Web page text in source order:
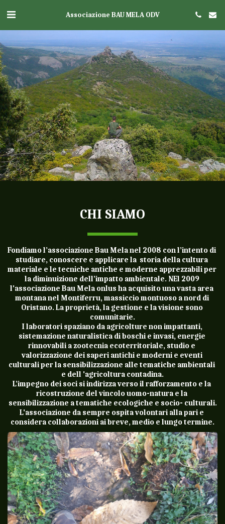
Associazione BAU MELA ODV
CHI SIAMO
Fondiamo l’associazione Bau Mela nel 2008 con l’intento di
studiare, conoscere e applicare la  storia della cultura
materiale e le tecniche antiche e moderne apprezzabili per
la diminuizione dell’impatto ambientale. NEl 2009
l'associazione Bau Mela onlus ha acquisito una vasta area
montana nel Montiferru, massiccio montuoso a nord di
Oristano. La proprietà, la gestione e la visione sono
comunitarie.
I laboratori spaziano da agricolture non impattanti,
sistemazione naturalistica di boschi e invasi, energie
rinnovabili a zootecnia ecoterritoriale, studio e
valorizzazione dei saperi antichi e moderni e eventi
culturali per la sensibilizzazione alle tematiche ambientali
e dell 'agricoltura contadina.
L’impegno dei soci si indirizza verso il rafforzamento e la
ricostruzione del vincolo uomo-natura e la
sensibilizzazione a tematiche ecologiche e socio- culturali.
L'associazione da sempre ospita volontari alla pari e
considera collaborazioni ai breve, medio e lungo termine.